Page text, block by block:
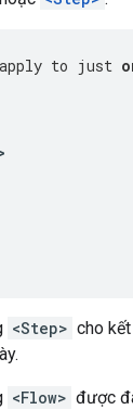
to just
<Step> cho
<Flow> được